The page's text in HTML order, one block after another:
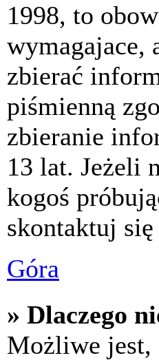
1998, to
wymagajace,
zbierać
piśmienną
zbieranie
13 lat. Jeżeli
kogoś
skontaktuj
Góra
» Dlaczego
Możliwe jest,